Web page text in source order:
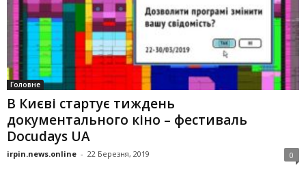
Головне
В Києві стартує тиждень
документального кіно – фестиваль
Docudays UA
irpin.news.online - 22 Березня, 2019 0